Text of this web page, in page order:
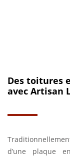
Des toitures
avec Artisan
d’une plaque